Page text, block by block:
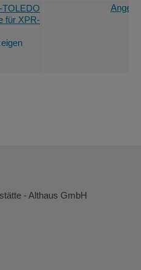
TOLEDO
für XPR-
- Althaus GmbH